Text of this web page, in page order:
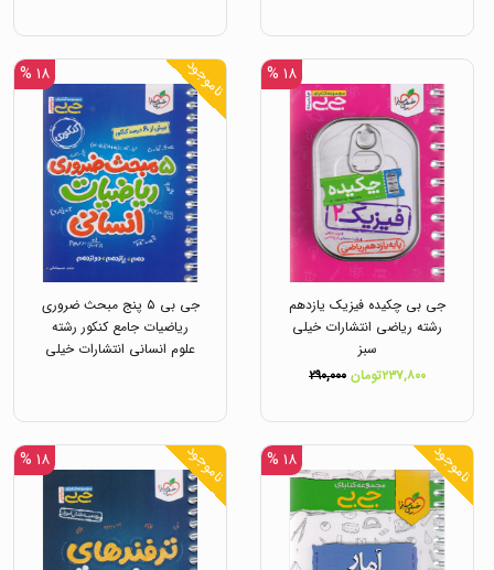
۱۸ %
جی بی چکیده فیزیک یازدهم
رشته ریاضی انتشارات خیلی
سبز
۲۳۷,۸۰۰تومان
۲۹۰,۰۰۰
ناموجود ۱۸ %
جی بی ۵ پنج مبحث ضروری
ریاضیات جامع کنکور رشته
علوم انسانی انتشارات خیلی
ناموجود ۱۸ % ناموجود ۱۸ %